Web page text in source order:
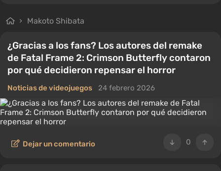
Makoto Shibata
¿Gracias a los fans? Los autores del remake
de Fatal Frame 2: Crimson Butterfly contaron
por qué decidieron repensar el horror
Noticias de videojuegos 24 febrero 2026
0
Dejar un comentario